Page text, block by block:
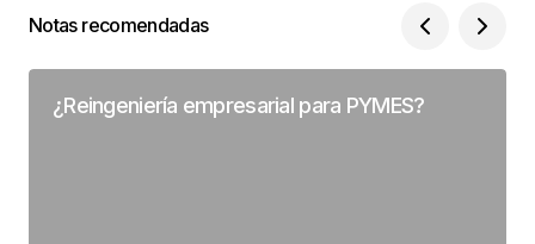
Notas recomendadas
¿Reingeniería empresarial para PYMES?